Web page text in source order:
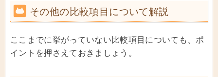
その他の比較項目について解説
ここまでに挙がっていない比較項目についても、ポ
イントを押さえておきましょう。